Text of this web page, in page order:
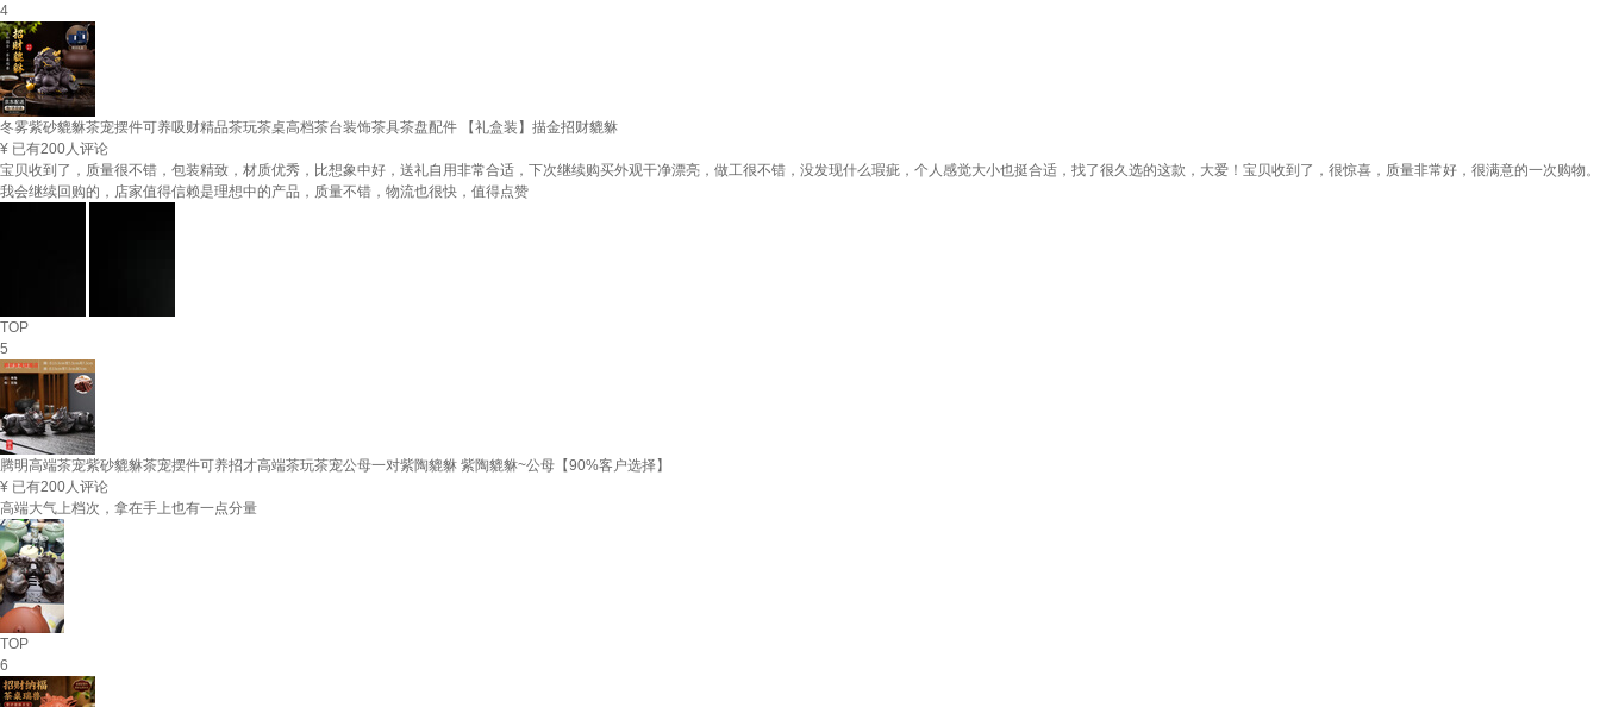
4
冬雾紫砂貔貅茶宠摆件可养吸财精品茶玩茶桌高档茶台装饰茶具茶盘配件 【礼盒装】描金招财貔貅
¥ 已有200人评论
宝贝收到了，质量很不错，包装精致，材质优秀，比想象中好，送礼自用非常合适，下次继续购买外观干净漂亮，做工很不错，没发现什么瑕疵，个人感觉大小也挺合适，找了很久选的这款，大爱！宝贝收到了，很惊喜，质量非常好，很满意的一次购物。
我会继续回购的，店家值得信赖是理想中的产品，质量不错，物流也很快，值得点赞
TOP
5
腾明高端茶宠紫砂貔貅茶宠摆件可养招才高端茶玩茶宠公母一对紫陶貔貅 紫陶貔貅~公母【90%客户选择】
¥ 已有200人评论
高端大气上档次，拿在手上也有一点分量
TOP
6